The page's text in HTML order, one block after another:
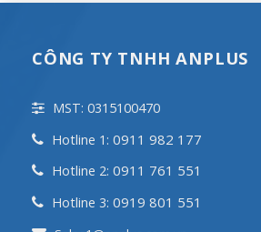
CÔNG TY TNHH ANPLUS
MST: 0315100470
Hotline 1: 0911 982 177
Hotline 2: 0911 761 551
Hotline 3: 0919 801 551